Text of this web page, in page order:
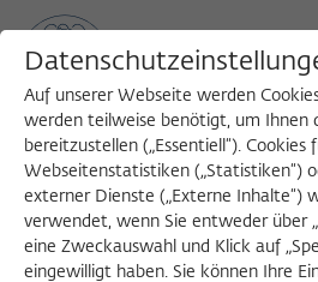
MENU
Search
Auf unserer Webseite werden
werden teilweise benötigt, um Ihnen
bereitzustellen („Essentiell“). Cookies
Webseitenstatistiken („Statistiken“)
externer Dienste („Externe Inhalte“)
verwendet, wenn Sie entweder über
eine Zweckauswahl und Klick auf
eingewilligt haben. Sie können Ihre